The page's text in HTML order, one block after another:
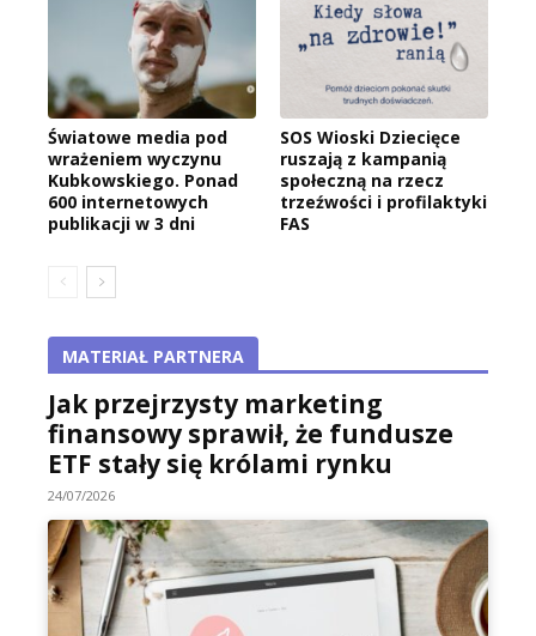
Światowe media pod
wrażeniem wyczynu
Kubkowskiego. Ponad
600 internetowych
publikacji w 3 dni
SOS Wioski Dziecięce
ruszają z kampanią
społeczną na rzecz
trzeźwości i profilaktyki
FAS
MATERIAŁ PARTNERA
Jak przejrzysty marketing
finansowy sprawił, że fundusze
ETF stały się królami rynku
24/07/2026